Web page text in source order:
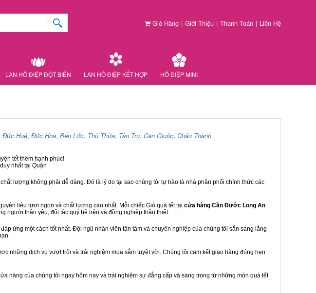
Giỏ Hàng | Giới Thiệu | Thanh Toán | Liên Hệ
LAN HỒ ĐIỆP ĐỘT BIẾN LAN HỒ ĐIỆP KẾT HỢP HỒ ĐIỆP MINI
Đức Huệ, Đức Hòa, Bến Lức, Thủ Thừa, Tân Trụ, Cần Giuộc, Châu Thành
tết thêm hạnh phúc!
nhất tại Quận
lượng không phải dễ dàng. Đó là lý do tại sao chúng tôi tự hào là nhà phân phối chính thức các
liệu tươi ngon và chất lượng cao nhất. Mỗi chiếc Giỏ quà tết tại cửa hàng Cần Đước Long An
người thân yêu, đối tác quý bề trên và đồng nghiệp thân thiết.
ứng một cách tốt nhất. Đội ngũ nhân viên tận tâm và chuyên nghiệp của chúng tôi sẵn sàng lắng
những dịch vụ vượt trội và trải nghiệm mua sắm tuyệt vời. Chúng tôi cam kết giao hàng đúng hẹn
hàng của chúng tôi ngay hôm nay và trải nghiệm sự đẳng cấp và sang trọng từ những món quà tết